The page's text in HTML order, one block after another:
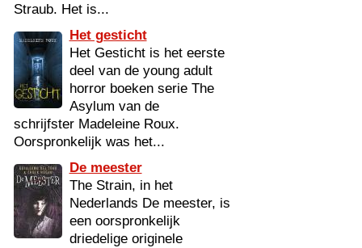
Straub. Het is...
Het gesticht
Het Gesticht is het eerste
deel van de young adult
horror boeken serie The
Asylum van de
schrijfster Madeleine Roux.
Oorspronkelijk was het...
De meester
The Strain, in het
Nederlands De meester, is
een oorspronkelijk
driedelige originele